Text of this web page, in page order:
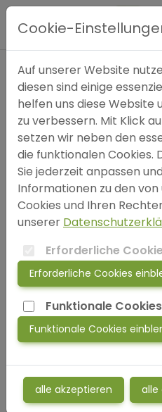
Hauptmenü
Expertensuche
Blog
FAQ
SOS
login
Autor
bitte wählen (optional)
Einträge pro Seite
Schlüsselwörter
Depressionssymptome
Anhedonie (Verlust der
Hoffnungslosigkeit
Soziale Angst Bipolare
Stressbewältigung
Cookie-
Auf unserer Website
diesen sind einige
helfen uns diese Website
zu verbessern. Mit Klick
setzen wir neben den
die funktionalen Cookies.
Sie jederzeit anpassen
Informationen zu den
Cookies und Ihren
unserer
Erforderliche
Erforderliche Cookies
Funktionale Cookies
Funktionale Cookies
alle akzeptieren alle